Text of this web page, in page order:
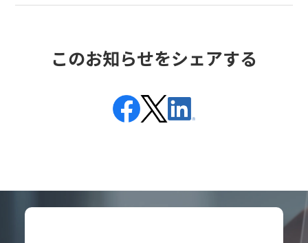
このお知らせをシェアする